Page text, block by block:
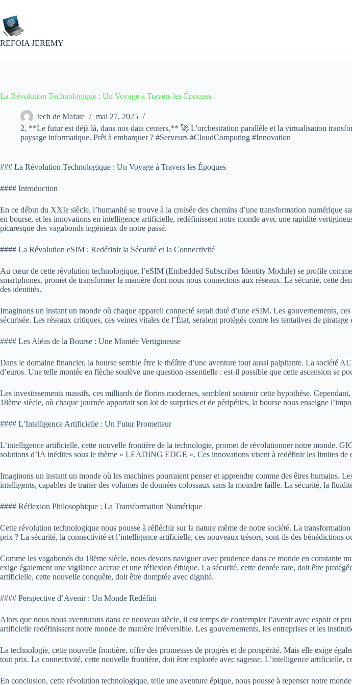
contenu
REFOIA JEREMY
La Révolution Technologique : Un Voyage à Travers les Époques
tech de Mafate
mai 27, 2025
2. **Le futur est déjà là, dans nos data centers.** 🚀 L'orchestration parallèle et la virtualisation
paysage informatique. Prêt à embarquer ? #Serveurs #CloudComputing #Innovation
### La Révolution Technologique : Un Voyage à Travers les Époques
#### Introduction
En ce début du XXIe siècle, l’humanité se trouve à la croisée des chemins d’une transformation numérique
en bourse, et les innovations en intelligence artificielle, redéfinissent notre monde avec une rapidité
picaresque des vagabonds ingénieux de notre passé.
#### La Révolution eSIM : Redéfinir la Sécurité et la Connectivité
Au cœur de cette révolution technologique, l’eSIM (Embedded Subscriber Identity Module) se profile
smartphones, promet de transformer la manière dont nous nous connectons aux réseaux. La sécurité, cette
des identités.
Imaginons un instant un monde où chaque appareil connecté serait doté d’une eSIM. Les gouvernements,
sécurisée. Les réseaux critiques, ces veines vitales de l’État, seraient protégés contre les tentatives de
#### Les Aléas de la Bourse : Une Montée Vertigineuse
Dans le domaine financier, la bourse semble être le théâtre d’une aventure tout aussi palpitante. La
d’euros. Une telle montée en flèche soulève une question essentielle : est-il possible que cette ascension se
Les investissements massifs, ces milliards de florins modernes, semblent soutenir cette hypothèse.
18ème siècle, où chaque journée apportait son lot de surprises et de péripéties, la bourse nous enseigne
#### L’Intelligence Artificielle : Un Futur Prometteur
L’intelligence artificielle, cette nouvelle frontière de la technologie, promet de révolutionner notre monde.
solutions d’IA inédites sous le thème « LEADING EDGE ». Ces innovations visent à redéfinir les limites de
Imaginons un instant un monde où les machines pourraient penser et apprendre comme des êtres humains.
intelligents, capables de traiter des volumes de données colossaux sans la moindre faille. La sécurité, la
#### Réflexion Philosophique : La Transformation Numérique
Cette révolution technologique nous pousse à réfléchir sur la nature même de notre société. La
prix ? La sécurité, la connectivité et l’intelligence artificielle, ces nouveaux trésors, sont-ils des bénédictions
Comme les vagabonds du 18ème siècle, nous devons naviguer avec prudence dans ce monde en
exige également une vigilance accrue et une réflexion éthique. La sécurité, cette denrée rare, doit être
artificielle, cette nouvelle conquête, doit être domptée avec dignité.
#### Perspective d’Avenir : Un Monde Redéfini
Alors que nous nous aventurons dans ce nouveau siècle, il est temps de contempler l’avenir avec espoir et
artificielle redéfinissent notre monde de manière irréversible. Les gouvernements, les entreprises et les
La technologie, cette nouvelle frontière, offre des promesses de progrès et de prospérité. Mais elle exige
tout prix. La connectivité, cette nouvelle frontière, doit être explorée avec sagesse. L’intelligence artificielle,
En conclusion, cette révolution technologique, telle une aventure épique, nous pousse à repenser notre